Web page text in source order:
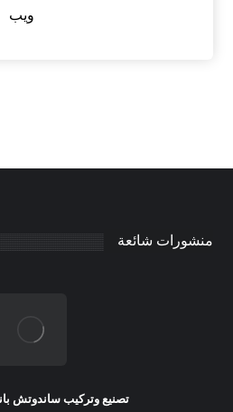
ويب
منشورات شائعة
تصنيع وتركيب ساندوتش